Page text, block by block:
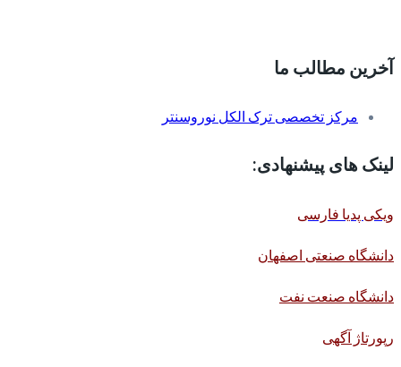
آخرین مطالب ما
مرکز تخصصی ترک الکل نوروسنتر
لینک های پیشنهادی:
ویکی پدیا فارسی
دانشگاه صنعتی اصفهان
دانشگاه صنعت نفت
رپورتاژ آگهی